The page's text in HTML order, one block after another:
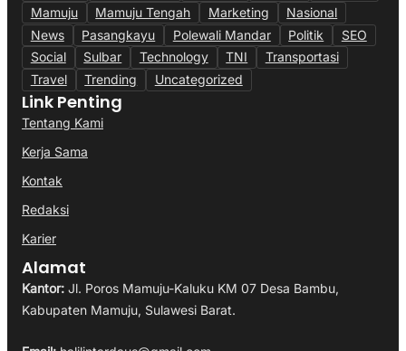
Mamuju
Mamuju Tengah Marketing
Nasional
News
Pasangkayu Polewali Mandar Politik
SEO
Social
Sulbar Technology TNI
Transportasi
Travel
Trending Uncategorized
Link Penting
Tentang Kami
Kerja Sama
Kontak
Redaksi
Karier
Alamat
Kantor: Jl. Poros Mamuju-Kaluku KM 07 Desa Bambu,
Kabupaten Mamuju, Sulawesi Barat.